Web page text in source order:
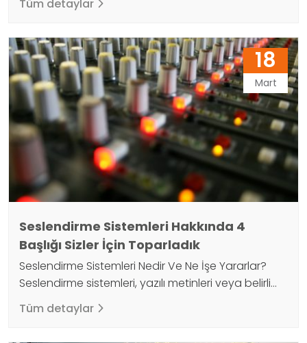
zamanı saati farklı olabilir, bu nedenle okullar
Örneğin, bazı ülkelerde okullar sabah saat 8:00'de
başlayabilir ve öğleden sonra 15:00'te bitirebilirken,
diğer ülkelerde okullar sabah saat 9:00'da
başlayabilir…
Tüm detaylar
18
Mart
Seslendirme Sistemleri Hakkında 4
Başlığı Sizler İçin Toparladık
Seslendirme Sistemleri Nedir Ve Ne İşe Yararlar?
Seslendirme sistemleri, yazılı metinleri veya belirli
komutları konuşma yoluyla anlaşılır bir şekle
dönüştüren yazılım ve donanımlardır. Bu sistemler,
Tüm detaylar